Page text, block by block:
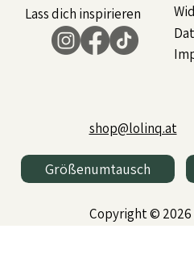
shop@lolinq.at
Größenumtausch
Copyright © 2026
Lass dich inspirieren